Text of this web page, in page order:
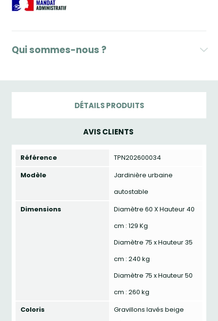
Qui sommes-nous ?
DÉTAILS PRODUITS
AVIS CLIENTS
Référence
TPN202600034
Modèle
Jardinière urbaine
autostable
Dimensions
Diamètre 60 X Hauteur 40
cm : 129 Kg
Diamètre 75 x Hauteur 35
cm : 240 kg
Diamètre 75 x Hauteur 50
cm : 260 kg
Coloris
Gravillons lavés beige